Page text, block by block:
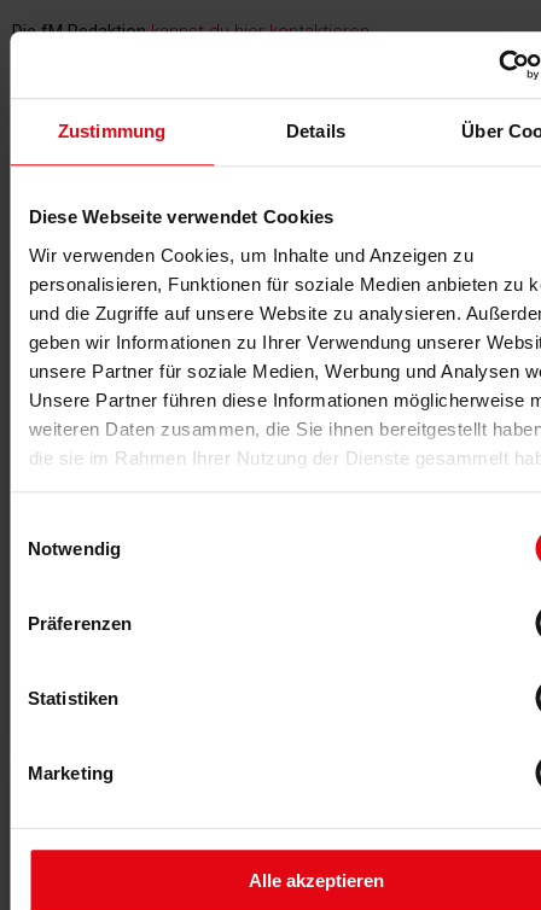
Zustimmung Details Über
Diese Webseite verwendet Cookies
Wir verwenden Cookies, um Inhalte und Anzeigen zu
personalisieren, Funktionen für soziale Medien anbieten zu
und die Zugriffe auf unsere Website zu analysieren.
geben wir Informationen zu Ihrer Verwendung unserer
unsere Partner für soziale Medien, Werbung und Analysen
Unsere Partner führen diese Informationen möglicherweise
weiteren Daten zusammen, die Sie ihnen bereitgestellt
die sie im Rahmen Ihrer Nutzung der Dienste gesammelt
Notwendig
Präferenzen
Statistiken
Marketing
Alle akzeptieren
Die fM Redaktion kannst du hier kontaktieren.
03.08.2026
Konzept mit Hybridtraining und Coaching für Gruppen